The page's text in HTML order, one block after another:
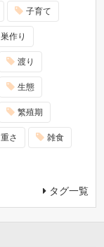
子育て
巣作り
渡り
生態
繁殖期
重さ 雑食
タグ一覧